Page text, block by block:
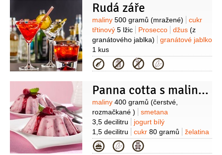
náplň: tvaroh měkký
500 gramů
maliny
250 gramů
(mražené nebo čerstvé)
cukr
100 gramů
želatina 1 balení
(plátková)
2 decilitry
Rudá záře
Suroviny
maliny 500 gramů (mražené)
cukr
třtinový 5 lžic Prosecco džus (z
granátového jablka)
granátové jablko
1 kus
Kategorie
Panna cotta s malinami
Suroviny
maliny 400 gramů (čerstvé,
rozmačkané )
smetana
3,5 decilitru
jogurt bílý
1,5 decilitru
cukr 80 gramů
želatina
4 plátky
vanilka
Kategorie